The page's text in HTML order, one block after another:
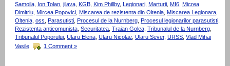
Samoila, Ion Tolan, jilava, KGB, Kim Phillby, Legionari, Marturii, MI6, Micrea
Dimitriu, Mircea Popovici, Miscarea de rezistenta din Oltenia, Miscarea Legionara,
Oltenia, oss, Parasutisti, Procesul de la Nurnberg, Procesul legionarilor parasutisti,
Rezistenta anticomunista, Securitatea, Traian Golea, Tribunalul de la Nurnberg,
Tribunalul Poporului, Ularu Elena, Ularu Nicolae, Ularu Sever, URSS, Vlad Mihai
Vasile
1 Comment »